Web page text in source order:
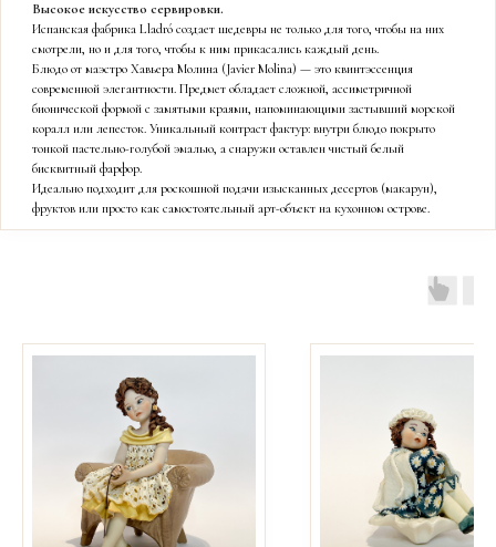
Высокое искусство сервировки.
Испанская фабрика Lladró создает шедевры не только для того, чтобы на них
смотрели, но и для того, чтобы к ним прикасались каждый день.
Блюдо от маэстро Хавьера Молина (Javier Molina) — это квинтэссенция
современной элегантности. Предмет обладает сложной, ассиметричной
бионической формой с замятыми краями, напоминающими застывший морской
коралл или лепесток. Уникальный контраст фактур: внутри блюдо покрыто
тонкой пастельно-голубой эмалью, а снаружи оставлен чистый белый
бисквитный фарфор.
Идеально подходит для роскошной подачи изысканных десертов (макарун),
фруктов или просто как самостоятельный арт-объект на кухонном острове.